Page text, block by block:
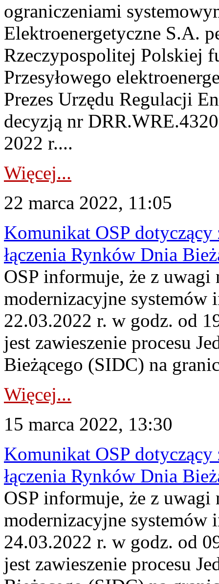
ograniczeniami
Elektroenergetyczne S.A.
Rzeczypospolitej Polskiej
Przesyłowego
Prezes Urzędu Regulacji
decyzją nr
2022 r....
Więcej...
22 marca 2022, 11:05
Komunikat OSP dotyczący
łączenia Rynków Dnia
OSP informuje, że z uwagi
modernizacyjne
22.03.2022 r. w godz. od
jest zawieszenie procesu
Bieżącego (SIDC) na
Więcej...
15 marca 2022, 13:30
Komunikat OSP dotyczący
łączenia Rynków Dnia
OSP informuje, że z uwagi
modernizacyjne
24.03.2022 r. w godz. od
jest zawieszenie procesu